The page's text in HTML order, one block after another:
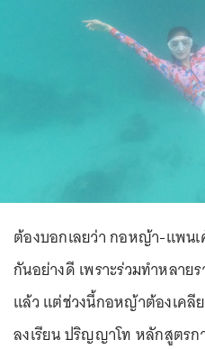
ต้องบอกเลยว่า กอหญ้า-แพนเ
กันอย่างดี เพราะร่วมทำหลา
แล้ว แต่ช่วงนี้กอหญ้าต้องเคลี
ลงเรียน ปริญญาโท หลักสูตรก